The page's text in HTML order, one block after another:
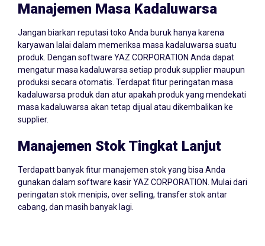
Manajemen Masa Kadaluwarsa
Jangan biarkan reputasi toko Anda buruk hanya karena
karyawan lalai dalam memeriksa masa kadaluwarsa suatu
produk. Dengan software YAZ CORPORATION Anda dapat
mengatur masa kadaluwarsa setiap produk supplier maupun
produksi secara otomatis. Terdapat fitur peringatan masa
kadaluwarsa produk dan atur apakah produk yang mendekati
masa kadaluwarsa akan tetap dijual atau dikembalikan ke
supplier.
Manajemen Stok Tingkat Lanjut
Terdapatt banyak fitur manajemen stok yang bisa Anda
gunakan dalam software kasir YAZ CORPORATION. Mulai dari
peringatan stok menipis, over selling, transfer stok antar
cabang, dan masih banyak lagi.